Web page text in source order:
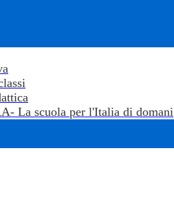
La scuola per l'Italia di domani